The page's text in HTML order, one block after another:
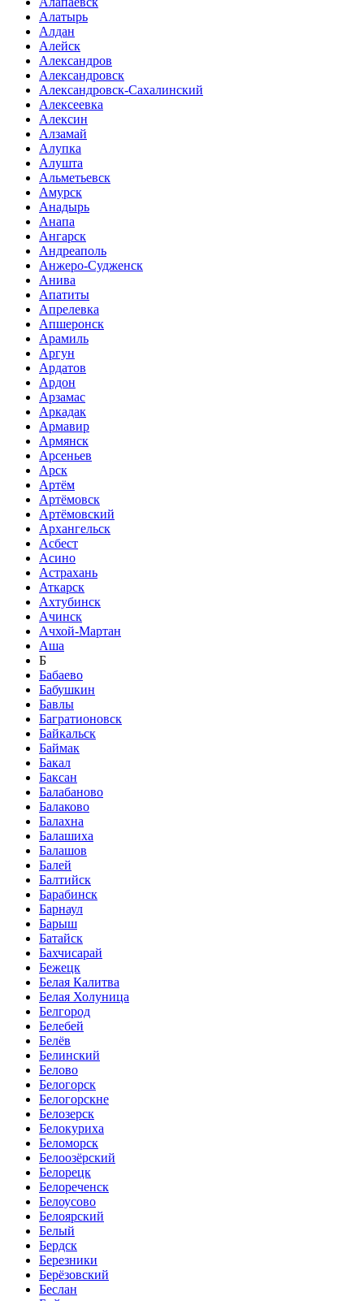
Алатырь
Алдан
Алейск
Александров
Александровск
Александровск-Сахалинский
Алексеевка
Алексин
Алзамай
Алупка
Алушта
Альметьевск
Амурск
Анадырь
Анапа
Ангарск
Андреаполь
Анжеро-Судженск
Анива
Апатиты
Апрелевка
Апшеронск
Арамиль
Аргун
Ардатов
Ардон
Арзамас
Аркадак
Армавир
Армянск
Арсеньев
Арск
Артём
Артёмовск
Артёмовский
Архангельск
Асбест
Асино
Астрахань
Аткарск
Ахтубинск
Ачинск
Ачхой-Мартан
Аша
Б
Бабаево
Бабушкин
Бавлы
Багратионовск
Байкальск
Баймак
Бакал
Баксан
Балабаново
Балаково
Балахна
Балашиха
Балашов
Балей
Балтийск
Барабинск
Барнаул
Барыш
Батайск
Бахчисарай
Бежецк
Белая Калитва
Белая Холуница
Белгород
Белебей
Белёв
Белинский
Белово
Белогорск
Белогорскне
Белозерск
Белокуриха
Беломорск
Белоозёрский
Белорецк
Белореченск
Белоусово
Белоярский
Белый
Бердск
Березники
Берёзовский
Беслан